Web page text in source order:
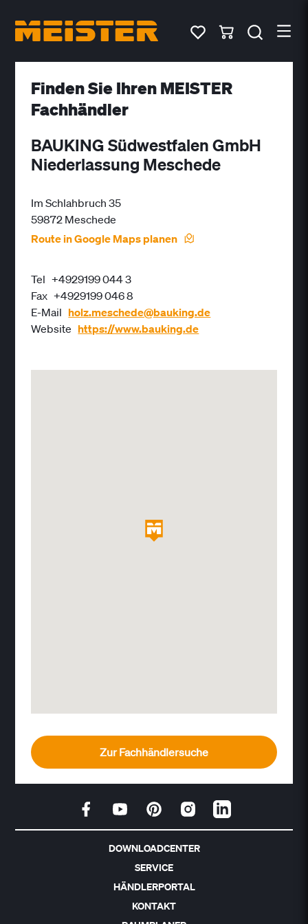
Finden Sie Ihren MEISTER
Fachhändler
BAUKING Südwestfalen GmbH
Niederlassung Meschede
Im Schlahbruch 35
59872 Meschede
Route in Google Maps planen
Tel +4929199 044 3
Fax +4929199 046 8
E-Mail holz.meschede@bauking.de
Website https://www.bauking.de
Zur Fachhändlersuche
DOWNLOADCENTER
SERVICE
HÄNDLERPORTAL
KONTAKT